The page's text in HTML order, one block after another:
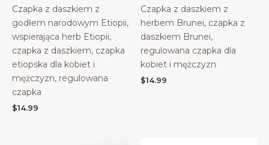
Czapka z daszkiem z
godłem narodowym Etiopii,
wspierająca herb Etiopii,
czapka z daszkiem, czapka
etiopska dla kobiet i
mężczyzn, regulowana
czapka
$14.99
Czapka z daszkiem z
herbem Brunei, czapka z
daszkiem Brunei,
regulowana czapka dla
kobiet i mężczyzn
$14.99